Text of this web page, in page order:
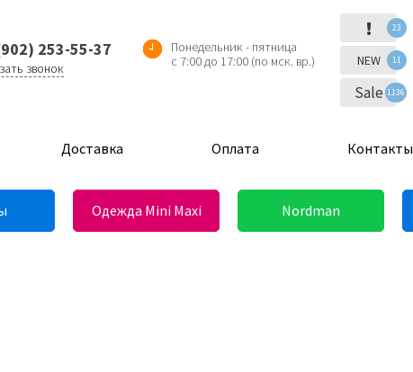
253-55-37
звонок
Понедельник - пятница
с 7:00 до 17:00 (по мск. вр.)
! 23
NEW 11
Sale 1136
Доставка Оплата Контакты
Одежда Mini Maxi Nordman